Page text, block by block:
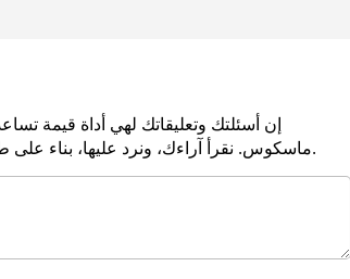
إن أسئلتك وتعليقاتك لهي أداة قيمة
ماسكوس. نقرأ آراءك، ونرد عليها، بناء على طلبكم في أسرع وقت ممكن.